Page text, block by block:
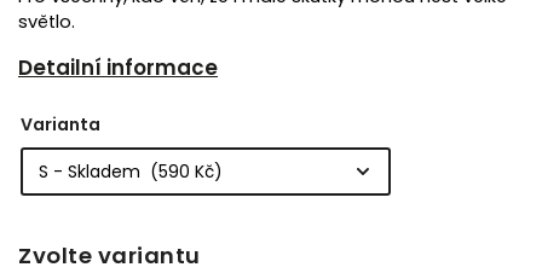
světlo.
Detailní informace
Varianta
Zvolte variantu